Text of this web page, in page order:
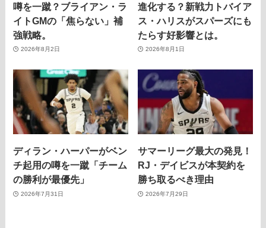
噂を一蹴？ブライアン・ラ
イトGMの「焦らない」補
強戦略。
2026年8月2日
進化する？新戦力トバイア
ス・ハリスがスパーズにも
たらす好影響とは。
2026年8月1日
ディラン・ハーパーがベン
チ起用の噂を一蹴「チーム
の勝利が最優先」
2026年7月31日
サマーリーグ最大の発見！
RJ・デイビスが本契約を
勝ち取るべき理由
2026年7月29日